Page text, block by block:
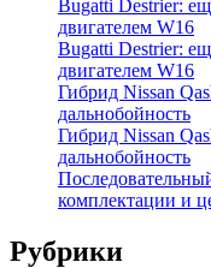
Bugatti Destrier:
двигателем W16
Bugatti Destrier:
двигателем W16
Гибрид Nissan
дальнобойность
Гибрид Nissan
дальнобойность
комплектации и
Рубрики